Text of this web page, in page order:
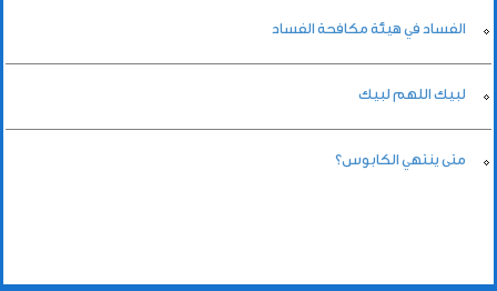
الفساد في هيئة مكافحة الفساد
لبيك اللهم لبيك
متى ينتهي الكابوس؟